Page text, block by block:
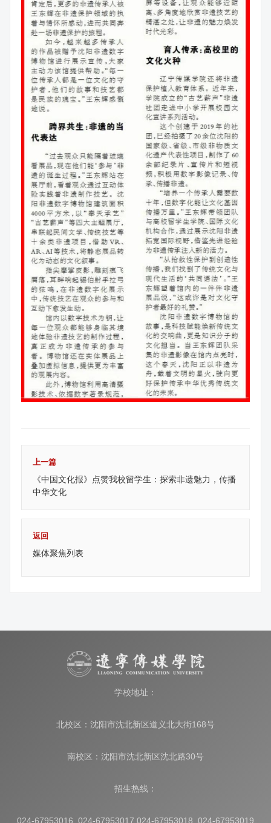
上一篇
《中国文化报》点赞我校留学生：探索非遗魅力，传播
中华文化
返回
媒体聚焦列表
学校地址：
北校区：沈阳市沈北新区道义北大街168号
南校区：沈阳市沈北新区沈北路30号
招生热线：
024-67953016 024-67953017 024-67953018 024-67953019